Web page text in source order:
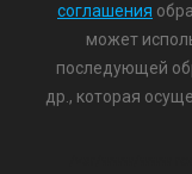
соглашения
может
последующей
др., которая